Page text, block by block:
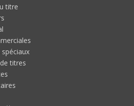
titre
titres